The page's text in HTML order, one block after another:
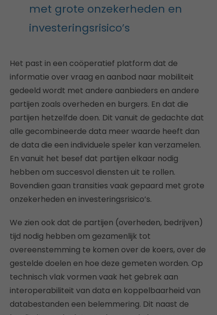
met grote onzekerheden en
investeringsrisico’s
Het past in een coöperatief platform dat de
informatie over vraag en aanbod naar mobiliteit
gedeeld wordt met andere aanbieders en andere
partijen zoals overheden en burgers. En dat die
partijen hetzelfde doen. Dit vanuit de gedachte dat
alle gecombineerde data meer waarde heeft dan
de data die een individuele speler kan verzamelen.
En vanuit het besef dat partijen elkaar nodig
hebben om succesvol diensten uit te rollen.
Bovendien gaan transities vaak gepaard met grote
onzekerheden en investeringsrisico’s.
We zien ook dat de partijen (overheden, bedrijven)
tijd nodig hebben om gezamenlijk tot
overeenstemming te komen over de koers, over de
gestelde doelen en hoe deze gemeten worden. Op
technisch vlak vormen vaak het gebrek aan
interoperabiliteit van data en koppelbaarheid van
databestanden een belemmering. Dit naast de